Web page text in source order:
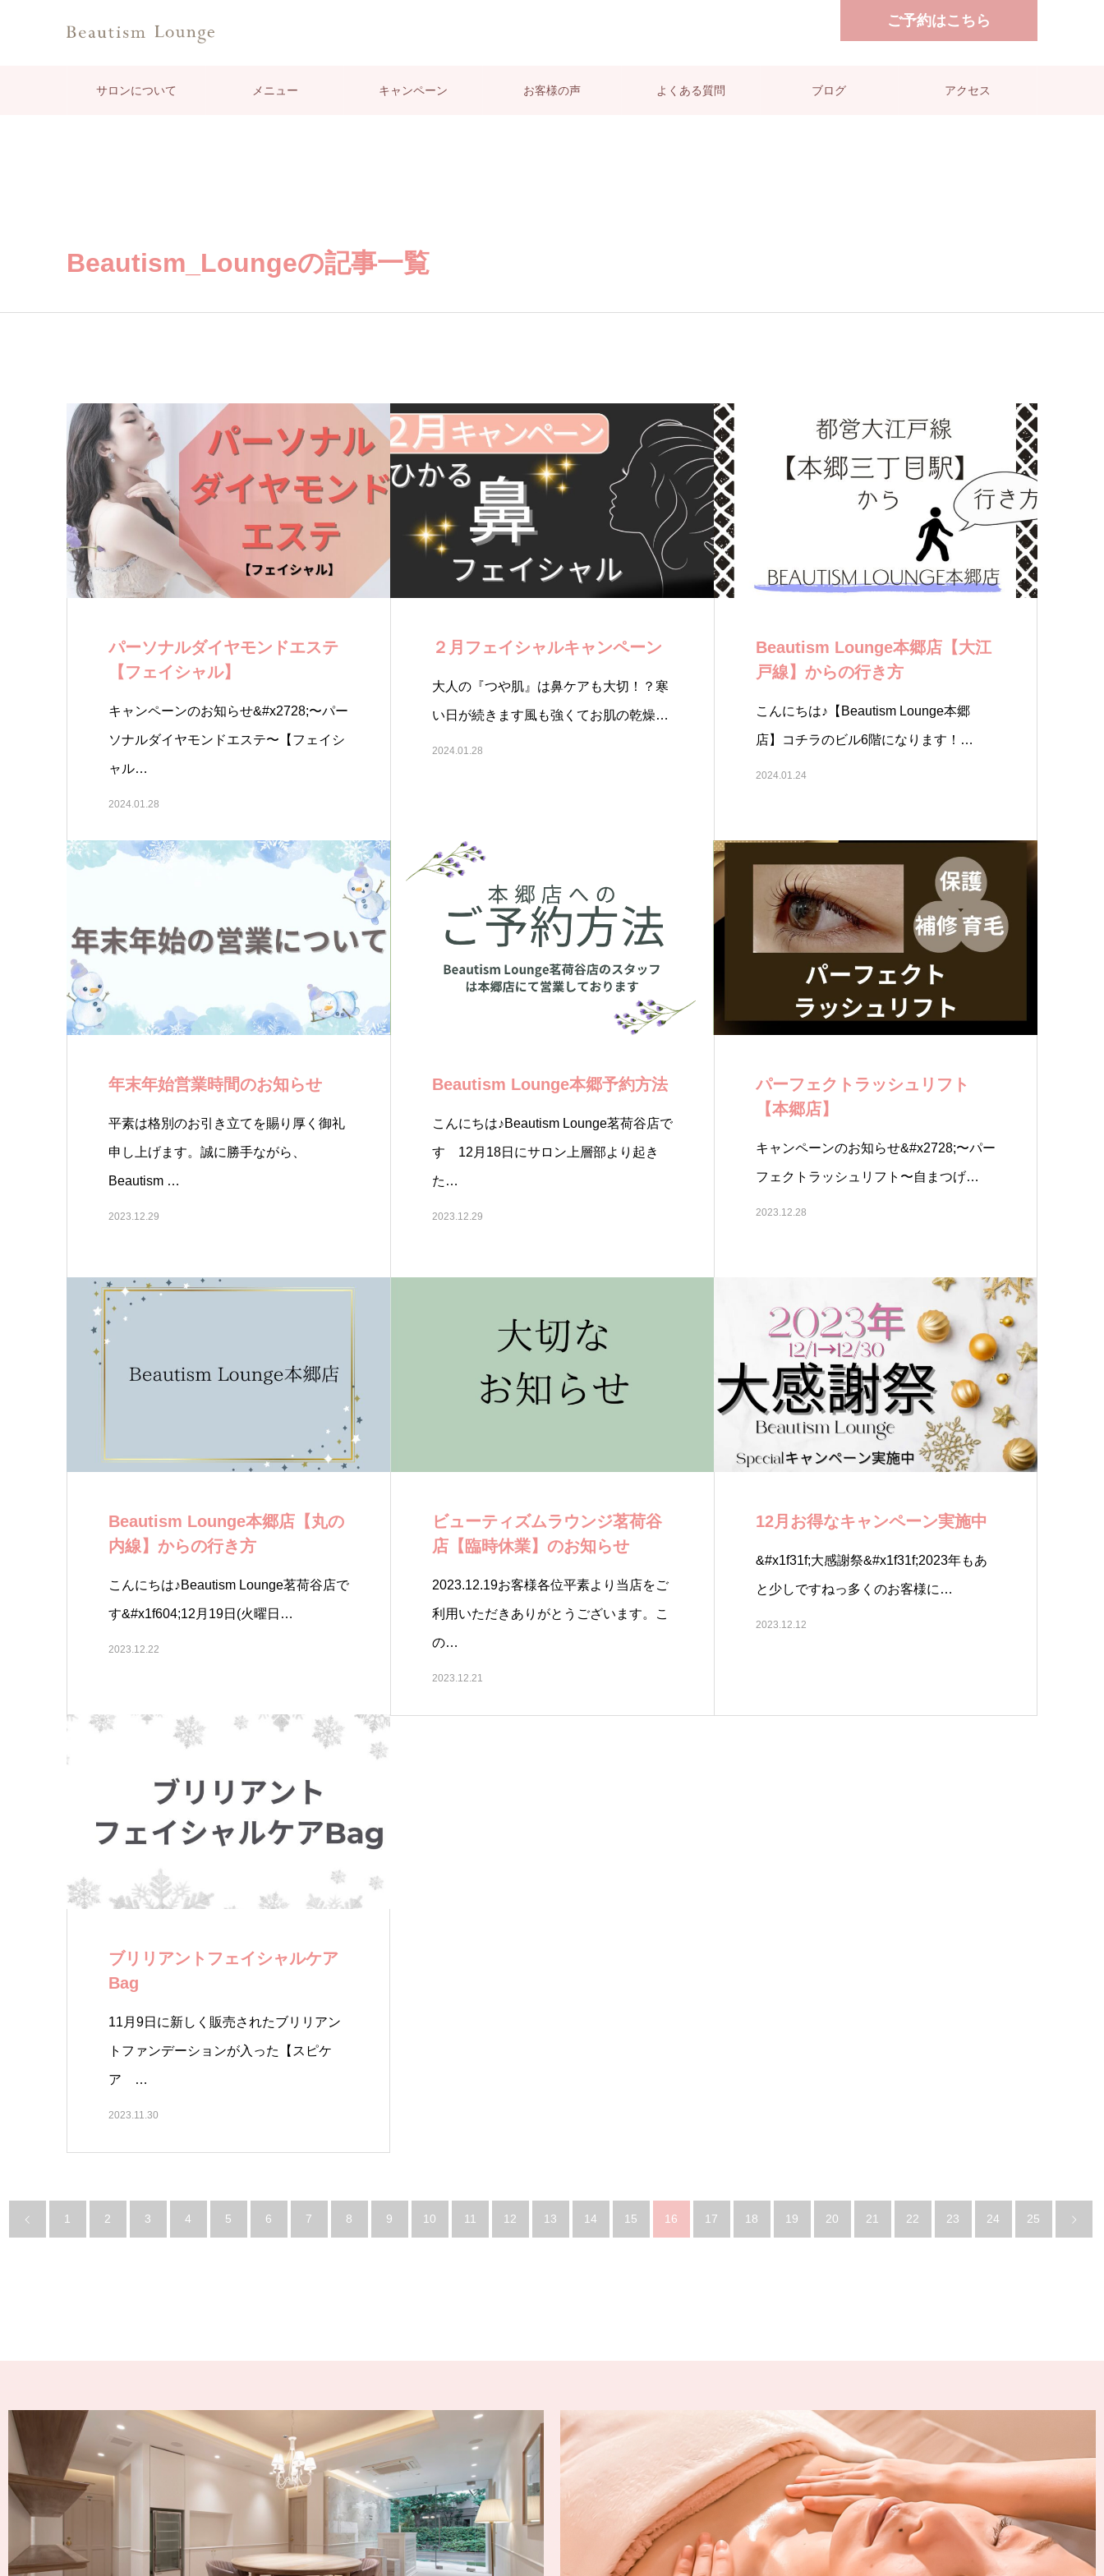
ご予約はこちら
サロンについて メニュー キャンペーン お客様の声 よくある質問 ブログ アクセス
Beautism_Loungeの記事一覧
パーソナルダイヤモンドエステ
【フェイシャル】
キャンペーンのお知らせ&#x2728;〜パー
ソナルダイヤモンドエステ〜【フェイシ
ャル…
2024.01.28
２月フェイシャルキャンペーン
大人の『つや肌』は鼻ケアも大切！？寒
い日が続きます風も強くてお肌の乾燥…
2024.01.28
Beautism Lounge本郷店【大江
戸線】からの行き方
こんにちは♪【Beautism Lounge本郷
店】コチラのビル6階になります！…
2024.01.24
年末年始営業時間のお知らせ
平素は格別のお引き立てを賜り厚く御礼
申し上げます。誠に勝手ながら、
Beautism …
2023.12.29
Beautism Lounge本郷予約方法
こんにちは♪Beautism Lounge茗荷谷店で
す 12月18日にサロン上層部より起き
た…
2023.12.29
パーフェクトラッシュリフト
【本郷店】
キャンペーンのお知らせ&#x2728;〜パー
フェクトラッシュリフト〜自まつげ…
2023.12.28
Beautism Lounge本郷店【丸の
内線】からの行き方
こんにちは♪Beautism Lounge茗荷谷店で
す&#x1f604;12月19日(火曜日…
2023.12.22
ビューティズムラウンジ茗荷谷
店【臨時休業】のお知らせ
2023.12.19お客様各位平素より当店をご
利用いただきありがとうございます。こ
の…
2023.12.21
12月お得なキャンペーン実施中
&#x1f31f;大感謝祭&#x1f31f;2023年もあ
と少しですねっ多くのお客様に…
2023.12.12
ブリリアントフェイシャルケア
Bag
11月9日に新しく販売されたブリリアン
トファンデーションが入った【スピケ
ア …
2023.11.30
1 2 3 4 5 6 7 8 9 10 11 12 13 14 15 16 17 18 19 20 21 22 23 24 25